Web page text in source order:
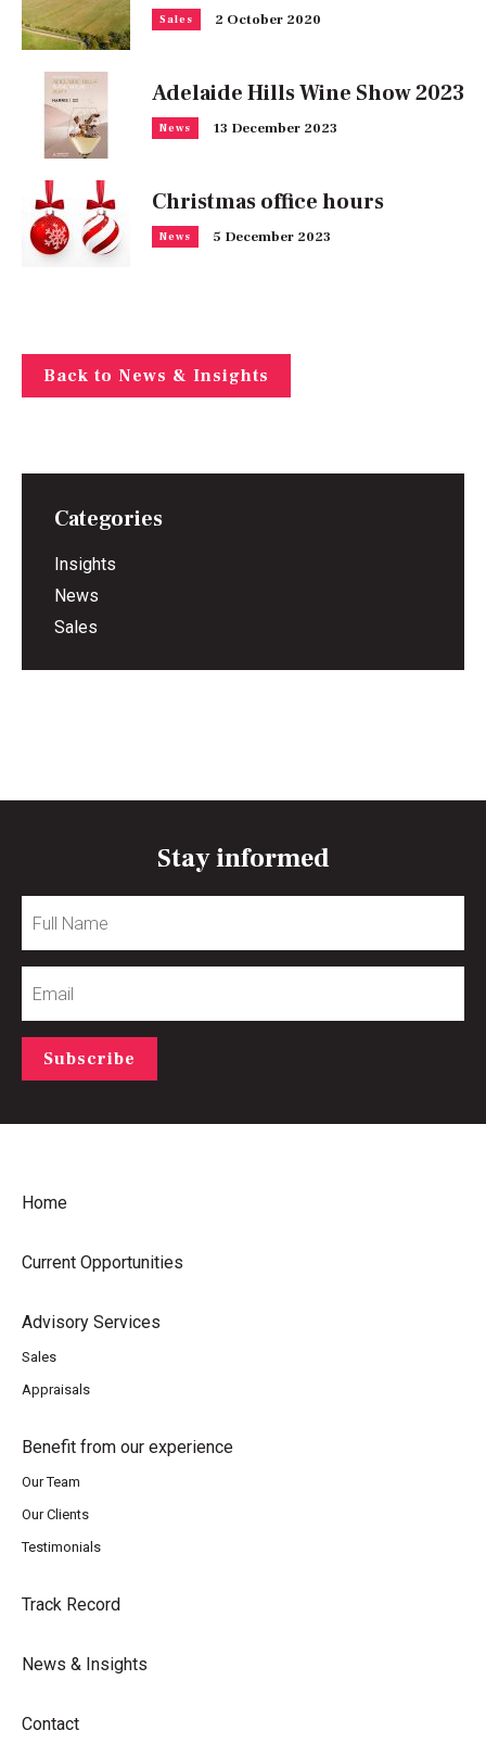
Sales 2 October 2020
Adelaide Hills Wine Show 2023
News 13 December 2023
Christmas office hours
News 5 December 2023
Back to News & Insights
Categories
Insights
News
Sales
Stay informed
Name
Subscribe
Home
Current Opportunities
Advisory Services
Sales
Appraisals
Benefit from our experience
Our Team
Our Clients
Testimonials
Track Record
News & Insights
Contact